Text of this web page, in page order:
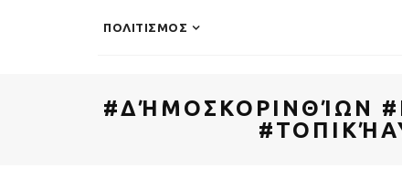
ΠΟΛΙΤΙΣΜΟΣ
#ΔΉΜΟΣΚΟΡΙΝΘΊΩΝ